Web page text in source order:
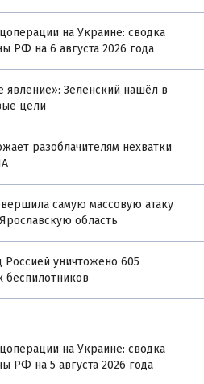
на Украине: сводка
РФ на 6 августа 2026 года
явление»: Зеленский нашёл в
цели
разоблачителям нехватки
самую массовую атаку
область
Россией уничтожено 605
беспилотников
на Украине: сводка
РФ на 5 августа 2026 года